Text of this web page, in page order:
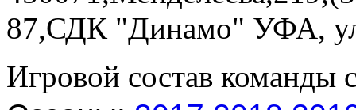
87,СДК "Динамо" УФА,
Игровой состав команды